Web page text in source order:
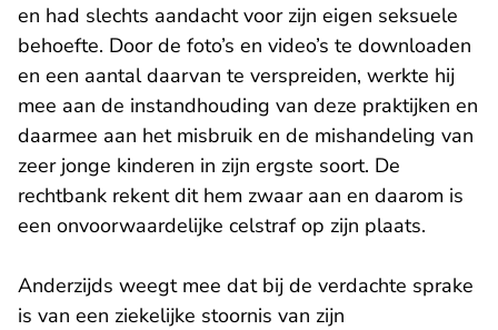
en had slechts aandacht voor zijn eigen seksuele
behoefte. Door de foto’s en video’s te downloaden
en een aantal daarvan te verspreiden, werkte hij
mee aan de instandhouding van deze praktijken en
daarmee aan het misbruik en de mishandeling van
zeer jonge kinderen in zijn ergste soort. De
rechtbank rekent dit hem zwaar aan en daarom is
een onvoorwaardelijke celstraf op zijn plaats.
Anderzijds weegt mee dat bij de verdachte sprake
is van een ziekelijke stoornis van zijn